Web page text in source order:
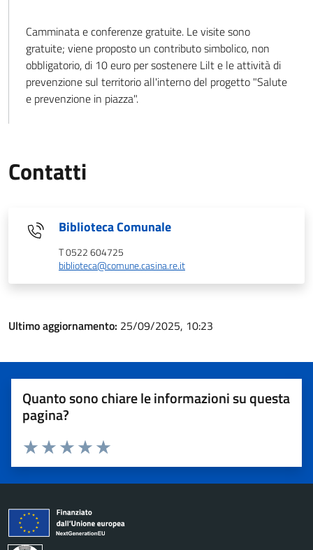
Camminata e conferenze gratuite. Le visite sono
gratuite; viene proposto un contributo simbolico, non
obbligatorio, di 10 euro per sostenere Lilt e le attività di
prevenzione sul territorio all'interno del progetto "Salute
e prevenzione in piazza".
Contatti
Biblioteca Comunale
T 0522 604725
biblioteca@comune.casina.re.it
Ultimo aggiornamento: 25/09/2025, 10:23
Quanto sono chiare le informazioni su questa
pagina?
Valuta 5 stelle su 5
Valuta 4 stelle su 5
Valuta 3 stelle su 5
Valuta 2 stelle su 5
Valuta 1 stelle su 5